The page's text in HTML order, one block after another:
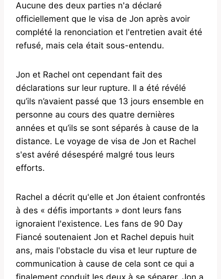
Aucune des deux parties n'a déclaré
officiellement que le visa de Jon après avoir
complété la renonciation et l'entretien avait été
refusé, mais cela était sous-entendu.
Jon et Rachel ont cependant fait des
déclarations sur leur rupture. Il a été révélé
qu’ils n’avaient passé que 13 jours ensemble en
personne au cours des quatre dernières
années et qu’ils se sont séparés à cause de la
distance. Le voyage de visa de Jon et Rachel
s'est avéré désespéré malgré tous leurs
efforts.
Rachel a décrit qu'elle et Jon étaient confrontés
à des « défis importants » dont leurs fans
ignoraient l'existence. Les fans de 90 Day
Fiancé soutenaient Jon et Rachel depuis huit
ans, mais l'obstacle du visa et leur rupture de
communication à cause de cela sont ce qui a